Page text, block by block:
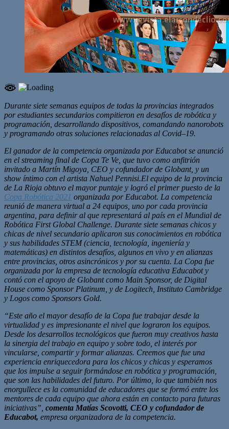
Durante siete semanas equipos de todas la provincias integrados
por estudiantes secundarios compitieron en desafíos de robótica y
programación, desarrollando dispositivos, comandando nanorobots
y programando otras soluciones relacionadas al Covid–19.
El ganador de la competencia organizada por Educabot se anunció
en el streaming final de Copa Te Ve, que tuvo como anfitrión
invitado a Martín Migoya, CEO y cofundador de Globant, y un
show íntimo con el artista Nahuel Pennisi.El equipo de la provincia
de La Rioja obtuvo el mayor puntaje y logró el primer puesto de la
Copa Robótica 2021 organizada por Educabot. La competencia
reunió de manera virtual a 24 equipos, uno por cada provincia
argentina, para definir al que representará al país en el Mundial de
Robótica First Global Challenge. Durante siete semanas chicos y
chicas de nivel secundario aplicaron sus conocimientos en robótica
y sus habilidades STEM (ciencia, tecnología, ingeniería y
matemáticas) en distintos desafíos, algunos en vivo y en alianzas
entre provincias, otros asincrónicos y por su cuenta. La Copa fue
organizada por la empresa de tecnología educativa Educabot y
contó con el apoyo de Globant como Main Sponsor, de Digital
House como Sponsor Platinum, y de Logitech, Instituto Cambridge
y Logos como Sponsors Gold.
“Este año el mayor desafío de la Copa fue trabajar desde la
virtualidad y es impresionante el nivel que lograron los equipos.
Desde los desarrollos tecnológicos que fueron muy creativos hasta
la sinergia del trabajo en equipo y sobre todo, el interés por
vincularse, compartir y formar alianzas. Creemos que fue una
experiencia enriquecedora para los chicos y chicas y esperamos
que los impulse a seguir formándose en robótica y programación,
que son las habilidades del futuro. Por último, lo que también nos
enorgullece es la comunidad de educadores que se formó entre los
mentores de cada equipo que ahora están en contacto para futuras
iniciativas”, comenta Matías Scovotti, CEO y cofundador de
Educabot, empresa organizadora de la competencia.